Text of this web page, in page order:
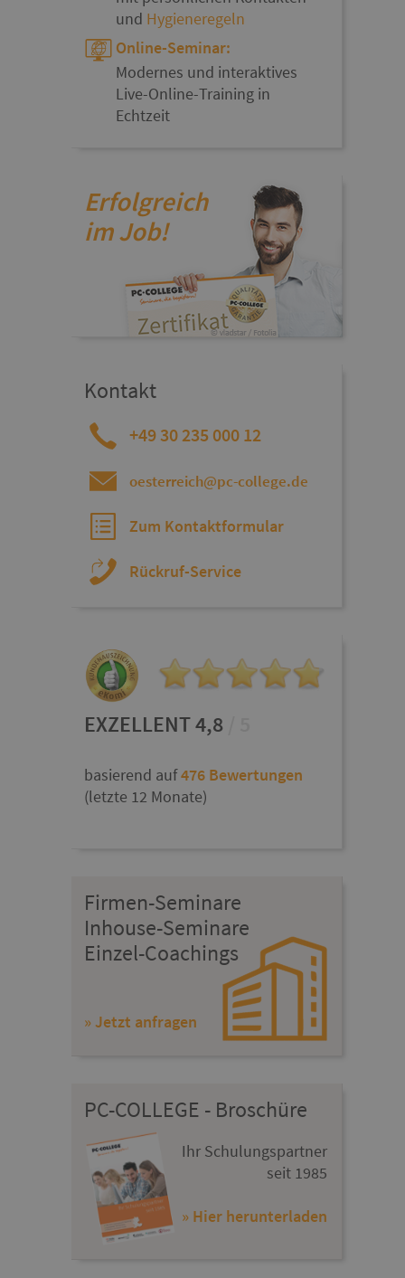
und Hygieneregeln
Online-Seminar:
Modernes und interaktives
Live-Online-Training in
Echtzeit
Erfolgreich
im Job!
Kontakt
+49 30 235 000 12
oesterreich@pc-college.de
Zum Kontaktformular
Rückruf-Service
EXZELLENT 4,8
basierend auf476 Bewertungen
(letzte 12 Monate)
Firmen-Seminare
Inhouse-Seminare
Einzel-Coachings
» Jetzt anfragen
PC-COLLEGE - Broschüre
Ihr Schulungspartner
seit 1985
» Hier herunterladen